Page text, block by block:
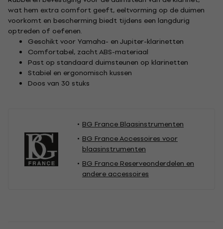
wat hem extra comfort geeft, eeltvorming op de duimen
voorkomt en bescherming biedt tijdens een langdurig
optreden of oefenen.
Geschikt voor Yamaha- en Jupiter-klarinetten
Comfortabel, zacht ABS-materiaal
Past op standaard duimsteunen op klarinetten
Stabiel en ergonomisch kussen
Doos van 30 stuks
BG France Blaasinstrumenten
BG France Accessoires voor
blaasinstrumenten
BG France Reserveonderdelen en
andere accessoires